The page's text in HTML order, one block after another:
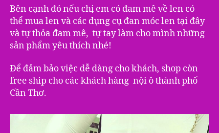
Bên cạnh đó nếu chị em có đam mê về len có
thể mua len và các dụng cụ đan móc len tại đây
và tự thỏa đam mê, tự tay làm cho mình những
sản phẩm yêu thích nhé!
Để đảm bảo việc dễ dàng cho khách, shop còn
free ship cho các khách hàng nội ô thành phố
Cần Thơ.